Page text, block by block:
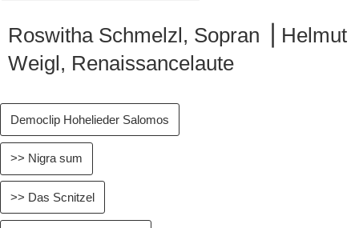
Roswitha Schmelzl, Sopran ⎥ Helmut
Weigl, Renaissancelaute
Democlip Hohelieder Salomos
>> Nigra sum
>> Das Scnitzel